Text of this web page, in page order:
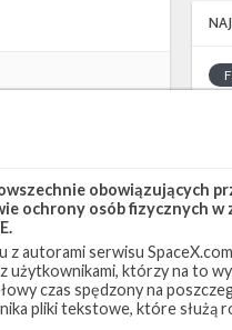
obowiązujących
ochrony osób fizycznych
autorami serwisu
użytkownikami, którzy na to
czas spędzony na
pliki tekstowe, które służą